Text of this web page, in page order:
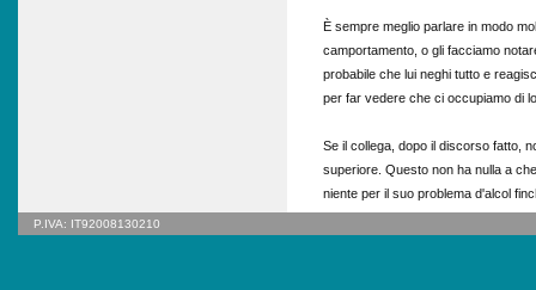
P.IVA: IT92008130210
È sempre meglio parlare in modo
camportamento, o gli facciamo
probabile che lui neghi tutto e
per far vedere che ci occupiamo di
Se il collega, dopo il discorso fatto,
superiore. Questo non ha nulla a
niente per il suo problema d'alcol
quindi prendere provvedimenti. A